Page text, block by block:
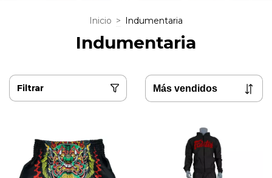
Inicio > Indumentaria
Indumentaria
Filtrar